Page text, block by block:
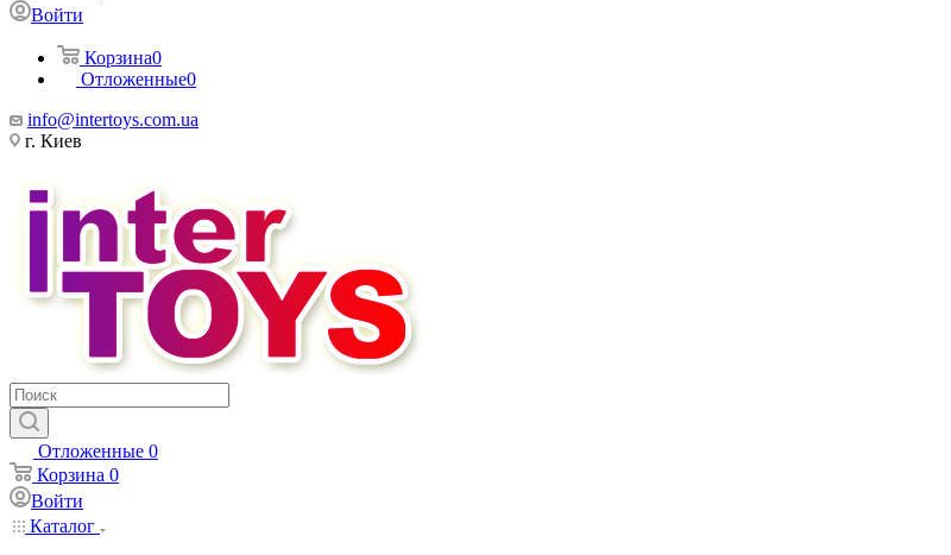
Войти
Корзина0
Отложенные0
info@intertoys.com.ua
г. Киев
Отложенные 0
Корзина 0
Войти
Каталог